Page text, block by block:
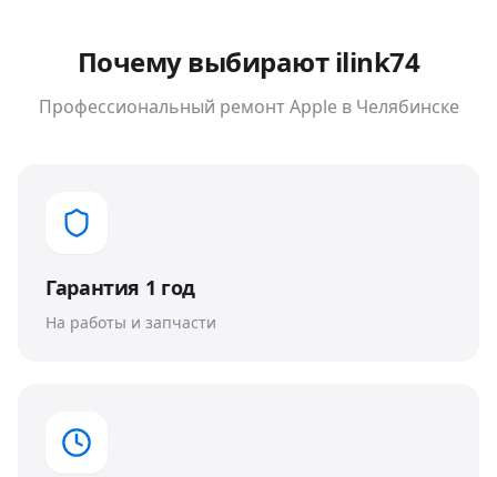
Почему выбирают ilink74
Профессиональный ремонтAppleв Челябинске
Гарантия 1 год
На работы и запчасти